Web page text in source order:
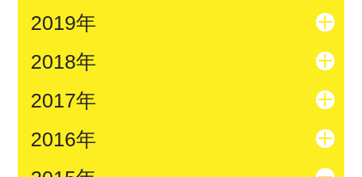
2019年
2018年
2017年
2016年